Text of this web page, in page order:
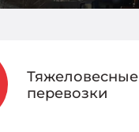
Тяжеловесные
перевозки